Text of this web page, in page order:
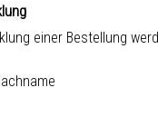
einer Bestellung